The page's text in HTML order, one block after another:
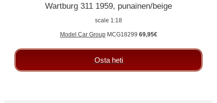
Wartburg 311 1959, punainen/beige
scale 1:18
Model Car GroupMCG18299 69,95€
Osta heti